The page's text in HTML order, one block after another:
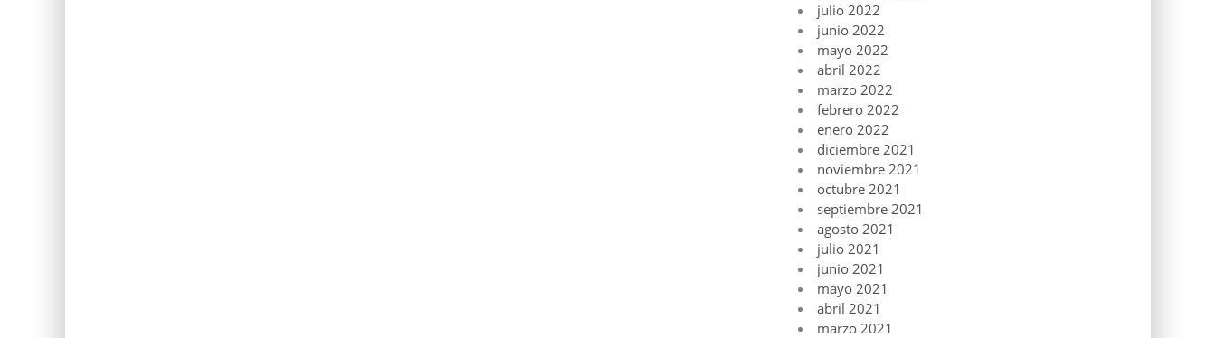
julio 2022
junio 2022
mayo 2022
abril 2022
marzo 2022
febrero 2022
enero 2022
diciembre 2021
noviembre 2021
octubre 2021
septiembre 2021
agosto 2021
julio 2021
junio 2021
mayo 2021
abril 2021
marzo 2021